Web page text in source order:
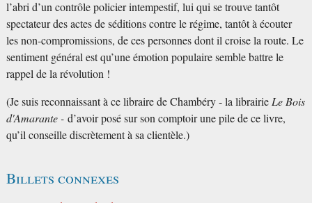
l’abri d’un contrôle policier intempestif, lui qui se trouve tantôt
spectateur des actes de séditions contre le régime, tantôt à écouter
les non-compromissions, de ces personnes dont il croise la route. Le
sentiment général est qu’une émotion populaire semble battre le
rappel de la révolution !
(Je suis reconnaissant à ce libraire de Chambéry - la librairie Le Bois
d'Amarante -d’avoir posé sur son comptoir une pile de ce livre,
qu’il conseille discrètement à sa clientèle.)
Billets connexes